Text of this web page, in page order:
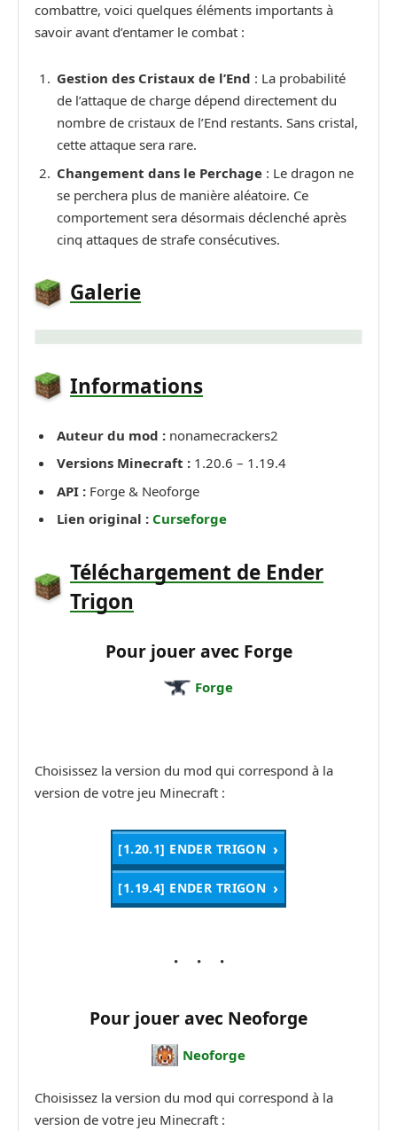
combattre, voici quelques éléments importants à
savoir avant d’entamer le combat :
Gestion des Cristaux de l’End : La probabilité
de l’attaque de charge dépend directement du
nombre de cristaux de l’End restants. Sans cristal,
cette attaque sera rare.
Changement dans le Perchage : Le dragon ne
se perchera plus de manière aléatoire. Ce
comportement sera désormais déclenché après
cinq attaques de strafe consécutives.
Galerie
Informations
Auteur du mod : nonamecrackers2
Versions Minecraft : 1.20.6 – 1.19.4
API : Forge & Neoforge
Lien original : Curseforge
Téléchargement de Ender
Trigon
Pour jouer avec Forge
Forge
Choisissez la version du mod qui correspond à la
version de votre jeu Minecraft :
[1.20.1] ENDER TRIGON
[1.19.4] ENDER TRIGON
Pour jouer avec Neoforge
Neoforge
Choisissez la version du mod qui correspond à la
version de votre jeu Minecraft :